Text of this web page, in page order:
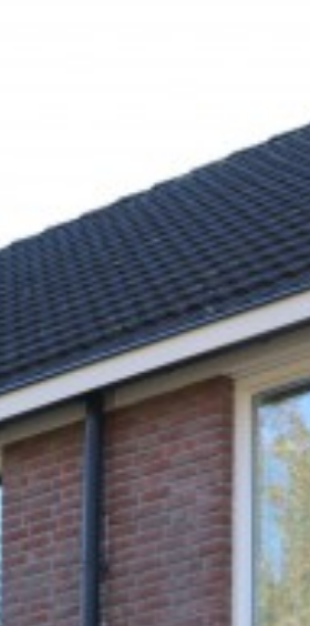
aan het een zeer leuke beurt is om in
medewerking gekregen om
om de voortgang te behouden. Op
in de keetwagen (met wat lekkers)
kleuren bleven als bestaand er
kleuradvisering neergelegd te